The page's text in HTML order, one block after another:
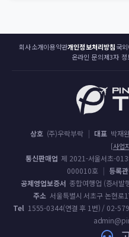
회사소개이용약관개인정보처리방침국
온라인 문의제3자
상호 (주)우락부락 | 대표 박재
[사업
통신판매업 제 2021-서울서초-
000010호 | 등록
공제영업보증서 종합여행업 (증서
주소 서울특별시 서초구 논현
Tel 1555-0344(연결 후 1번) / 02-